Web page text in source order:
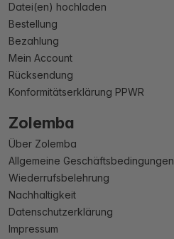
Datei(en) hochladen
Bestellung
Bezahlung
Mein Account
Rücksendung
Konformitätserklärung PPWR
Zolemba
Über Zolemba
Allgemeine Geschäftsbedingungen
Wiederrufsbelehrung
Nachhaltigkeit
Datenschutzerklärung
Impressum